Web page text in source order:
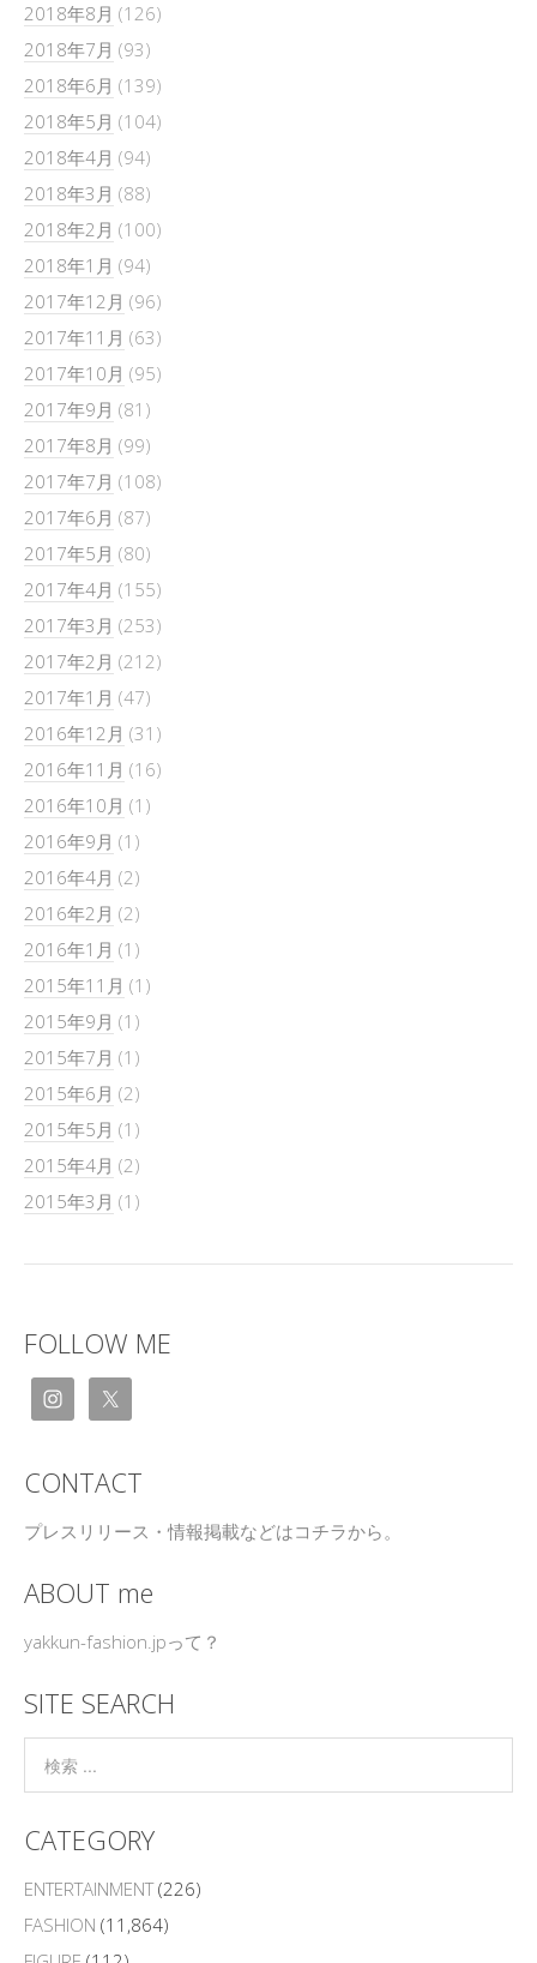
2018年8月 (126)
2018年7月 (93)
2018年6月 (139)
2018年5月 (104)
2018年4月 (94)
2018年3月 (88)
2018年2月 (100)
2018年1月 (94)
2017年12月 (96)
2017年11月 (63)
2017年10月 (95)
2017年9月 (81)
2017年8月 (99)
2017年7月 (108)
2017年6月 (87)
2017年5月 (80)
2017年4月 (155)
2017年3月 (253)
2017年2月 (212)
2017年1月 (47)
2016年12月 (31)
2016年11月 (16)
2016年10月 (1)
2016年9月 (1)
2016年4月 (2)
2016年2月 (2)
2016年1月 (1)
2015年11月 (1)
2015年9月 (1)
2015年7月 (1)
2015年6月 (2)
2015年5月 (1)
2015年4月 (2)
2015年3月 (1)
FOLLOW ME
CONTACT
プレスリリース・情報掲載などはコチラから。
ABOUT me
yakkun-fashion.jpって？
SITE SEARCH
CATEGORY
ENTERTAINMENT(226)
FASHION (11,864)